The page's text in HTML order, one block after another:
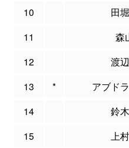
10 田
11
森
12
渡
13
* アブド
14
鈴
15
上